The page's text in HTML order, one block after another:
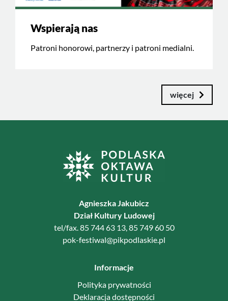
Wspierają nas
Patroni honorowi, partnerzy i patroni medialni.
więcej
Agnieszka Jakubicz
Dział Kultury Ludowej
tel/fax. 85 744 63 13, 85 749 60 50
pok-festiwal@pikpodlaskie.pl
Informacje
Polityka prywatności
Deklaracja dostępności